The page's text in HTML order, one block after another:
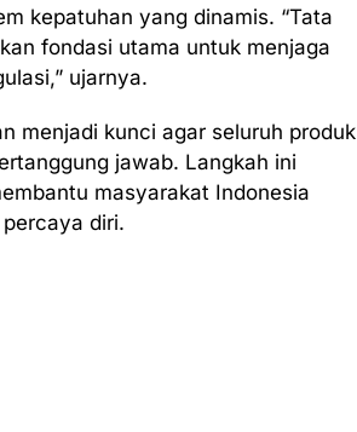
kepatuhan yang dinamis. “Tata
fondasi utama untuk menjaga
ujarnya.
menjadi kunci agar seluruh produk
jawab. Langkah ini
masyarakat Indonesia
diri.